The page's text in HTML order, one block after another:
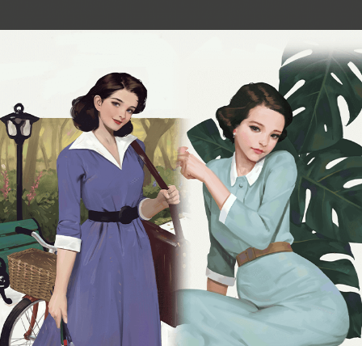
일러스트레이터 하렌
현) 프리랜서 일러스트레이터
현) 아틈 아카데미 강사
이력 및 경력